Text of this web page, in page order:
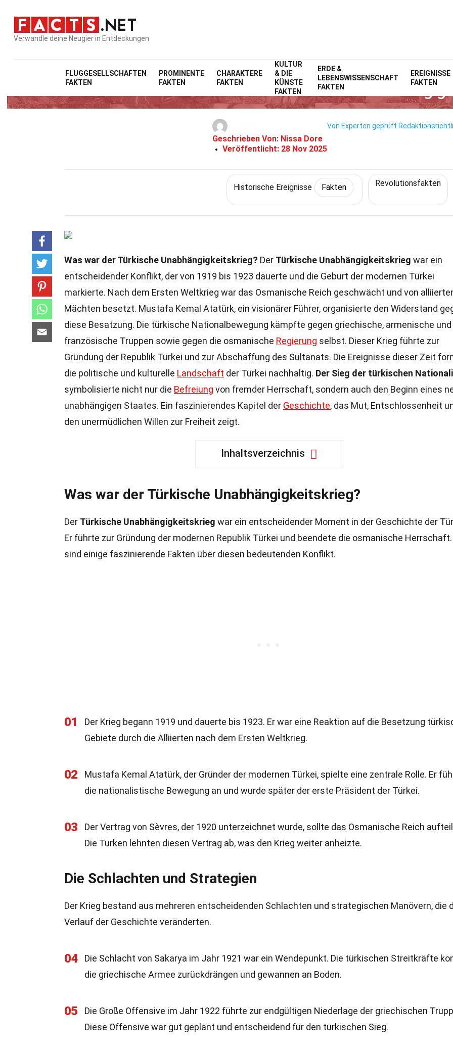
Verwandle deine Neugier in Entdeckungen
FLUGGESELLSCHAFTEN
FAKTEN
PROMINENTE
FAKTEN
CHARAKTERE
FAKTEN
KULTUR
& DIE
KÜNSTE
FAKTEN
ERDE &
LEBENSWISSENSCHAFT
FAKTEN
EREIGNISSE
FAKTEN
Home Geschichte Fakten Historische EreignisseFakten
33 Fakten Über Türkischer
Geschrieben Von: Nissa Dore
Veröffentlicht: 28 Nov 2025
Von Experten geprüft
Historische Ereignisse Fakten Revolutionsfakten
Was war der Türkische Unabhängigkeitskrieg? Der Türkische Unabhängigkeitskrieg war ein
entscheidender Konflikt, der von 1919 bis 1923 dauerte und die Geburt der modernen Türkei
markierte. Nach dem Ersten Weltkrieg war das Osmanische Reich geschwächt und von
Mächten besetzt. Mustafa Kemal Atatürk, ein visionärer Führer, organisierte den Widerstand
diese Besatzung. Die türkische Nationalbewegung kämpfte gegen griechische, armenische und
französische Truppen sowie gegen die osmanische Regierung selbst. Dieser Krieg führte zur
Gründung der Republik Türkei und zur Abschaffung des Sultanats. Die Ereignisse dieser Zeit
die politische und kulturelle Landschaft der Türkei nachhaltig. Der Sieg der türkischen
symbolisierte nicht nur die Befreiung von fremder Herrschaft, sondern auch den Beginn eines
unabhängigen Staates. Ein faszinierendes Kapitel der Geschichte, das Mut, Entschlossenheit
den unermüdlichen Willen zur Freiheit zeigt.
Inhaltsverzeichnis
Was war der Türkische Unabhängigkeitskrieg?
Der Türkische Unabhängigkeitskrieg war ein entscheidender Moment in der Geschichte der
Er führte zur Gründung der modernen Republik Türkei und beendete die osmanische
sind einige faszinierende Fakten über diesen bedeutenden Konflikt.
01
Der Krieg begann 1919 und dauerte bis 1923. Er war eine Reaktion auf die Besetzung
Gebiete durch die Alliierten nach dem Ersten Weltkrieg.
02
Mustafa Kemal Atatürk, der Gründer der modernen Türkei, spielte eine zentrale Rolle. Er
die nationalistische Bewegung an und wurde später der erste Präsident der Türkei.
03
Der Vertrag von Sèvres, der 1920 unterzeichnet wurde, sollte das Osmanische Reich
Die Türken lehnten diesen Vertrag ab, was den Krieg weiter anheizte.
Die Schlachten und Strategien
Der Krieg bestand aus mehreren entscheidenden Schlachten und strategischen Manövern, die
Verlauf der Geschichte veränderten.
04
Die Schlacht von Sakarya im Jahr 1921 war ein Wendepunkt. Die türkischen Streitkräfte
die griechische Armee zurückdrängen und gewannen an Boden.
05
Die Große Offensive im Jahr 1922 führte zur endgültigen Niederlage der griechischen
Diese Offensive war gut geplant und entscheidend für den türkischen Sieg.